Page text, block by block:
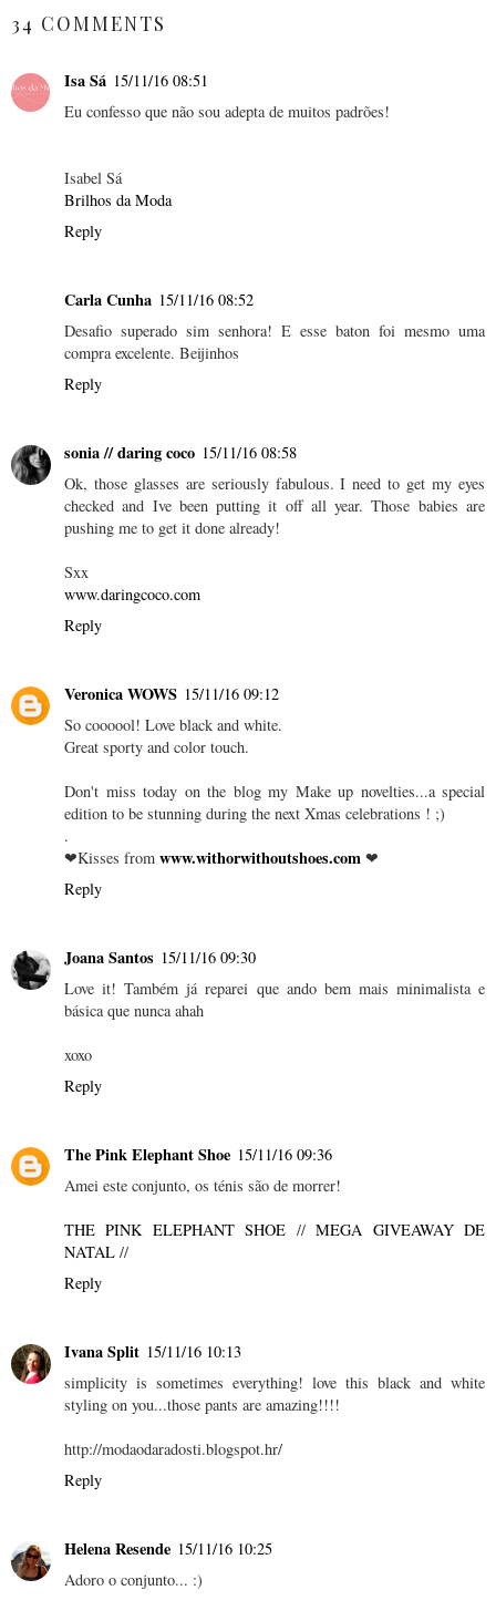
34 COMMENTS
Isa Sá 15/11/16 08:51
Eu confesso que não sou adepta de muitos padrões!
Isabel Sá
Brilhos da Moda
Reply
Carla Cunha 15/11/16 08:52
Desafio superado sim senhora! E esse baton foi mesmo uma
compra excelente. Beijinhos
Reply
sonia // daring coco 15/11/16 08:58
Ok, those glasses are seriously fabulous. I need to get my eyes
checked and Ive been putting it off all year. Those babies are
pushing me to get it done already!
Sxx
www.daringcoco.com
Reply
Veronica WOWS 15/11/16 09:12
So coooool! Love black and white.
Great sporty and color touch.
Don't miss today on the blog my Make up novelties...a special
edition to be stunning during the next Xmas celebrations ! ;)
.
❤Kisses from www.withorwithoutshoes.com ❤
Reply
Joana Santos 15/11/16 09:30
Love it! Também já reparei que ando bem mais minimalista e
básica que nunca ahah
xoxo
Reply
The Pink Elephant Shoe 15/11/16 09:36
Amei este conjunto, os ténis são de morrer!
THE PINK ELEPHANT SHOE //MEGA GIVEAWAY DE
NATAL //
Reply
Ivana Split 15/11/16 10:13
simplicity is sometimes everything! love this black and white
styling on you...those pants are amazing!!!!
http://modaodaradosti.blogspot.hr/
Reply
Helena Resende 15/11/16 10:25
Adoro o conjunto... :)